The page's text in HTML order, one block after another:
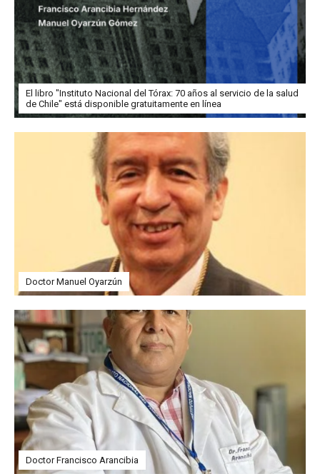
El libro "Instituto Nacional del Tórax: 70 años al servicio de la salud
de Chile" está disponible gratuitamente en línea
Doctor Manuel Oyarzún
Doctor Francisco Arancibia